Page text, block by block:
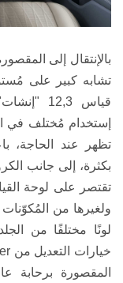
بالإنتقال إلى
تشابه كبير على
قياس
إستخدام مُختلف في
تظهر عند الحاجة،
بكثرة، إلى جانب
تقتصر على لوحة
لونًا مختلفًا من
خيارات التعديل من
المقصورة